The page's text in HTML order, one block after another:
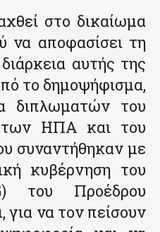
στο δικαίωμα
να αποφασίσει τη
αυτής της
το δημοψήφισμα,
διπλωματών του
των ΗΠΑ και του
συναντήθηκαν με
κυβέρνηση του
του Προέδρου
να τον πείσουν